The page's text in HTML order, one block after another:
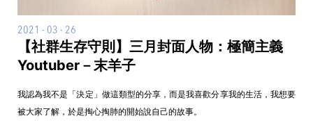
2021 - 03 - 26
【社群生存守則】三月封面人物：極簡主義
Youtuber－末羊子
我認為我不是「決定」做這類型的分享，而是我喜歡分享我的生活，我想要
被大家了解，於是掏心掏肺的開始說自己的故事。